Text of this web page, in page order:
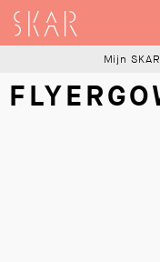
SKAR
Mijn SKAR